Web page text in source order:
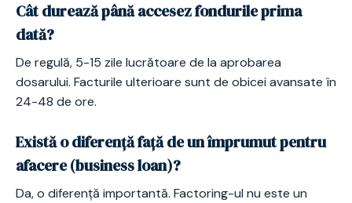
Cât durează până accesez fondurile prima
dată?
De regulă, 5-15 zile lucrătoare de la aprobarea
dosarului. Facturile ulterioare sunt de obicei avansate în
24-48 de ore.
Există o diferență față de un împrumut pentru
afacere (business loan)?
Da, o diferență importantă. Factoring-ul nu este un